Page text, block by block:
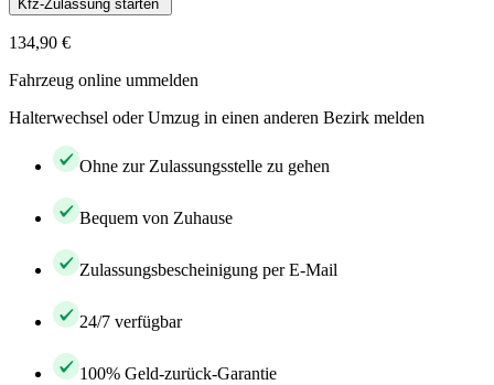
Kfz-Zulassung starten
134,90 €
Fahrzeug online ummelden
Halterwechsel oder Umzug in einen anderen Bezirk melden
Ohne zur Zulassungsstelle zu gehen
Bequem von Zuhause
Zulassungsbescheinigung per E-Mail
24/7 verfügbar
100% Geld-zurück-Garantie